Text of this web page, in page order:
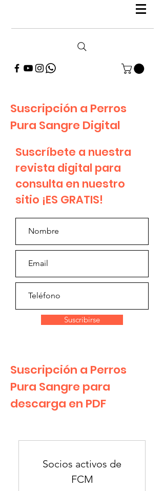
Suscripción a Perros
Pura Sangre Digital
Suscríbete a nuestra
revista digital para
consulta en nuestro
sitio ¡ES GRATIS!
Suscribirse
Suscripción a Perros
Pura Sangre para
descarga en PDF
Socios activos de
FCM